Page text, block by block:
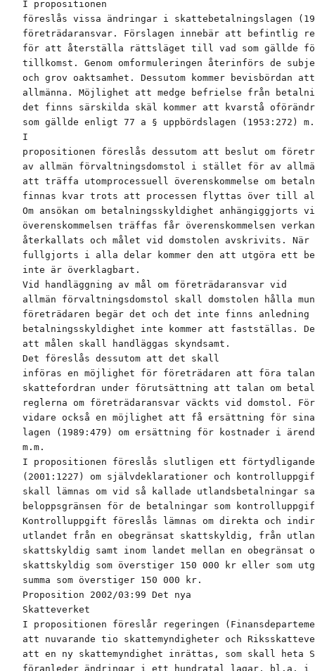
I propositionen
föreslås vissa ändringar i skattebetalningslagen
företrädaransvar. Förslagen innebär att befintlig
för att återställa rättsläget till vad som gällde
tillkomst. Genom omformuleringen återinförs de
och grov oaktsamhet. Dessutom kommer bevisbördan
allmänna. Möjlighet att medge befrielse från
det finns särskilda skäl kommer att kvarstå
som gällde enligt 77 a § uppbördslagen (1953:272)
I
propositionen föreslås dessutom att beslut om
av allmän förvaltningsdomstol i stället för av
att träffa utomprocessuell överenskommelse om
finnas kvar trots att processen flyttas över till
Om ansökan om betalningsskyldighet anhängiggjorts
överenskommelsen träffas får överenskommelsen
återkallats och målet vid domstolen avskrivits. När
fullgjorts i alla delar kommer den att utgöra ett
inte är överklagbart.
Vid handläggning av mål om företrädaransvar vid
allmän förvaltningsdomstol skall domstolen hålla
företrädaren begär det och det inte finns
betalningsskyldighet inte kommer att fastställas.
att målen skall handläggas skyndsamt.
Det föreslås dessutom att det skall
införas en möjlighet för företrädaren att föra talan
skattefordran under förutsättning att talan om
reglerna om företrädaransvar väckts vid domstol.
vidare också en möjlighet att få ersättning för
lagen (1989:479) om ersättning för kostnader i
m.m.
I propositionen föreslås slutligen ett
(2001:1227) om självdeklarationer och
skall lämnas om vid så kallade utlandsbetalningar
beloppsgränsen för de betalningar som
Kontrolluppgift föreslås lämnas om direkta och
utlandet från en obegränsat skattskyldig, från
skattskyldig samt inom landet mellan en obegränsat
skattskyldig som överstiger 150 000 kr eller som
summa som överstiger 150 000 kr.
Proposition 2002/03:99 Det nya
Skatteverket
I propositionen föreslår regeringen
att nuvarande tio skattemyndigheter och
att en ny skattemyndighet inrättas, som skall heta
föranleder ändringar i ett hundratal lagar, bl.a. i